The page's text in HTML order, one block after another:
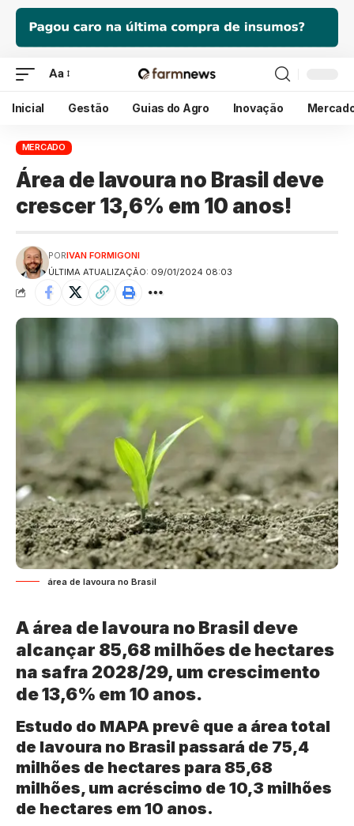
Aa
Inicial Gestão Guias do Agro Inovação
MERCADO
Área de lavoura no Brasil deve
crescer 13,6% em 10 anos!
ÚLTIMA ATUALIZAÇÃO: 09/01/2024 08:03
PORIVAN FORMIGONI
área de lavoura no Brasil
A área de lavoura no Brasil deve
alcançar 85,68 milhões de hectares
na safra 2028/29, um crescimento
de 13,6% em 10 anos.
Estudo do MAPA prevê que a área total
de lavoura no Brasil passará de 75,4
milhões de hectares para 85,68
milhões, um acréscimo de 10,3 milhões
de hectares em 10 anos.